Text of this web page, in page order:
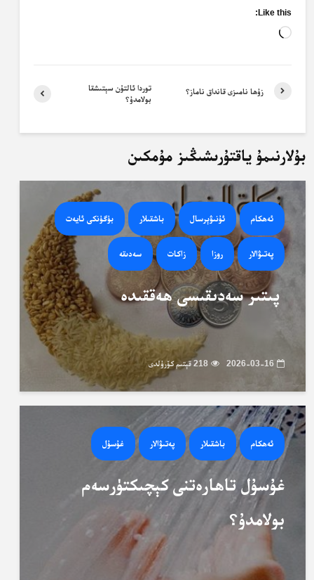
Like this:
Loading…
توردا ئالتۇن سېتىشقا
بولامدۇ؟
زۇھا نامىزى قانداق ناماز؟
بۇلارنىمۇ ياقتۇرىشىڭىز مۇمكىن
ئەھكام ئۇنىۋېرسال باشقىلار بۈگۈنكى ئايەت
پەتىۋالار روزا زاكات سەدىقە
پىتىر سەدىقىسى ھەققىدە
2026-03-16 218 قېتىم كۆرۈلدى
ئەھكام باشقىلار پەتىۋالار غۇسۇل
غۇسۇل تاھارەتنى كېچىكتۈرسەم
بولامدۇ؟